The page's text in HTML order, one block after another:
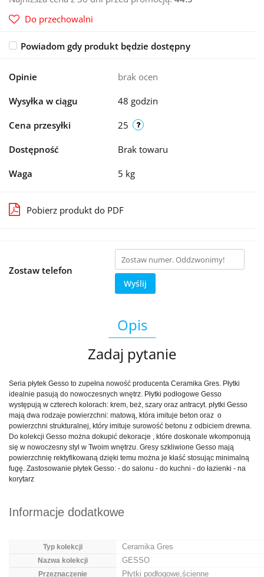
Do przechowalni
Powiadom gdy produkt będzie dostępny
Opinie brak ocen
Wysyłka w ciągu 48 godzin
Cena przesyłki 25
Dostępność Brak towaru
Waga 5 kg
Pobierz produkt do PDF
Zostaw telefon
Wyślij
Opis
Zadaj pytanie
Seria płytek Gesso to zupełna nowość producenta Ceramika Gres. Płytki
idealnie pasują do nowoczesnych wnętrz. Płytki podłogowe Gesso
występują w czterech kolorach: krem, beż, szary oraz antracyt. płytki Gesso
mają dwa rodzaje powierzchni: matową, która imituje beton oraz o
powierzchni strukturalnej, który imituje surowość betonu z odbiciem drewna.
Do kolekcji Gesso można dokupić dekoracje , które doskonale wkomponują
się w nowoczesny styl w Twoim wnętrzu. Gresy szkliwione Gesso mają
powierzchnię rektyfikowaną dzięki temu można je kłaść stosując minimalną
fugę. Zastosowanie płytek Gesso: - do salonu - do kuchni - do łazienki - na
korytarz
Informacje dodatkowe
Typ kolekcji Ceramika Gres
Nazwa kolekcji GESSO
Przeznaczenie Płytki podłogowe,ścienne